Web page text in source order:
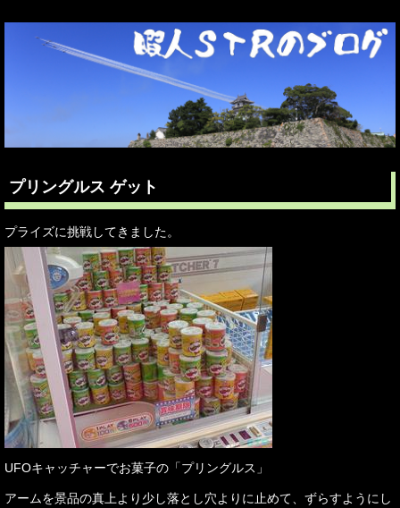
プリングルス ゲット
プライズに挑戦してきました。
UFOキャッチャーでお菓子の「プリングルス」
アームを景品の真上より少し落とし穴よりに止めて、ずらすようにし